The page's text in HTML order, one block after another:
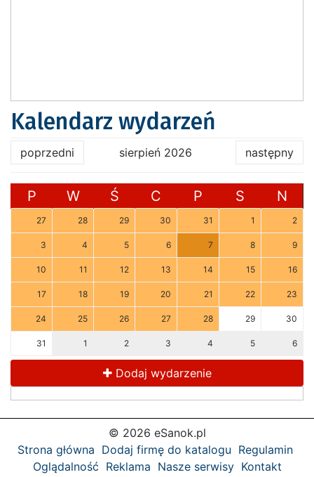
Kalendarz wydarzeń
poprzedni sierpień 2026 następny
P W Ś C P S N
27 28 29 30 31 1 2
3 4 5 6 7 8 9
10 11 12 13 14 15 16
17 18 19 20 21 22 23
24 25 26 27 28 29 30
31 1 2 3 4 5 6
Dodaj wydarzenie
© 2026 eSanok.pl
Strona główna Dodaj firmę do katalogu Regulamin
Oglądalność Reklama Nasze serwisy Kontakt